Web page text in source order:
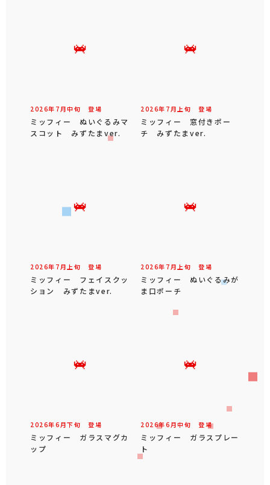
2026年 7 月中旬 登場
ミッフィー ぬいぐるみマ
スコット みずたまver.
2026年 7 月 上旬 登場
ミッフィー 窓付きポー
チ みずたまver.
2026年 7 月 上旬 登場
ミッフィー フェイスクッ
ション みずたまver.
2026年 7 月 上旬 登場
ミッフィー ぬいぐるみが
ま口ポーチ
2026年6 月下旬 登場
ミッフィー ガラスマグカ
ップ
2026年6 月中旬 登場
ミッフィー ガラスプレー
ト